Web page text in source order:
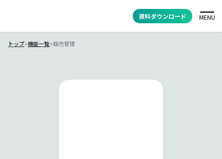
資料ダウンロード MENU
トップ>機能一覧>販売管理